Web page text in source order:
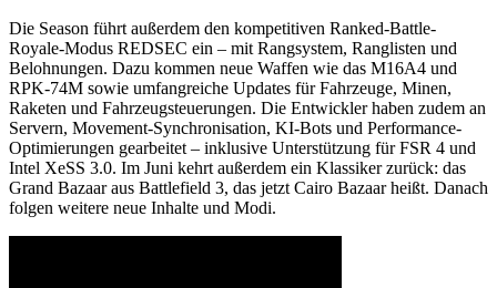
Die Season führt außerdem den kompetitiven Ranked-Battle-
Royale-Modus REDSEC ein – mit Rangsystem, Ranglisten und
Belohnungen. Dazu kommen neue Waffen wie das M16A4 und
RPK-74M sowie umfangreiche Updates für Fahrzeuge, Minen,
Raketen und Fahrzeugsteuerungen. Die Entwickler haben zudem an
Servern, Movement-Synchronisation, KI-Bots und Performance-
Optimierungen gearbeitet – inklusive Unterstützung für FSR 4 und
Intel XeSS 3.0. Im Juni kehrt außerdem ein Klassiker zurück: das
Grand Bazaar aus Battlefield 3, das jetzt Cairo Bazaar heißt. Danach
folgen weitere neue Inhalte und Modi.